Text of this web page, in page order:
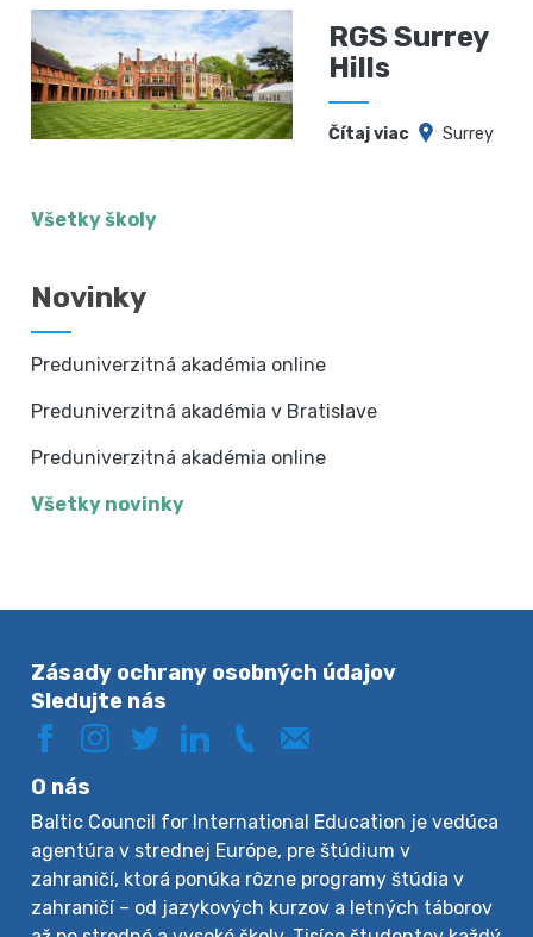
RGS Surrey
Hills
Čítaj viac Surrey
Všetky školy
Novinky
Preduniverzitná akadémia online
Preduniverzitná akadémia v Bratislave
Preduniverzitná akadémia online
Všetky novinky
Zásady ochrany osobných údajov
Sledujte nás
O nás
Baltic Council for International Education je vedúca
agentúra v strednej Európe, pre štúdium v
zahraničí, ktorá ponúka rôzne programy štúdia v
zahraničí – od jazykových kurzov a letných táborov